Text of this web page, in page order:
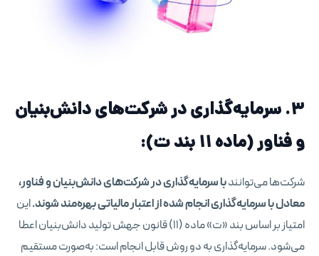
۳. سرمایه‌گذاری در شرکت‌های دانش‌بنیان
و فناور (ماده ۱۱ بند ت):
شرکت‌ها می‌توانندبا سرمایه‌گذاری در شرکت‌های دانش‌بنیان و فناور،
معادل با سرمایه‌گذاری انجام شده از اعتبار مالیاتی بهره‌مند شوند.این
امتیاز بر اساس بند «ت» ماده (۱۱) قانون جهش تولید دانش‌بنیان اعطا
می‌شود. سرمایه‌گذاری به دو روش قابل انجام است: به‌صورت مستقیم